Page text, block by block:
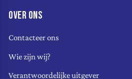
OVER ONS
Contacteer ons
Wie zijn wij?
Verantwoordelijke uitgever